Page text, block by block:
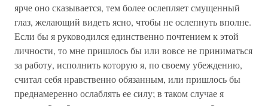
ярче оно сказывается, тем более ослепляет смущенный
глаз, желающий видеть ясно, чтобы не ослепнуть вполне.
Если бы я руководился единственно почтением к этой
личности, то мне пришлось бы или вовсе не приниматься
за работу, исполнить которую я, по своему убеждению,
считал себя нравственно обязанным, или пришлось бы
преднамеренно ослаблять ее силу; в таком случае я